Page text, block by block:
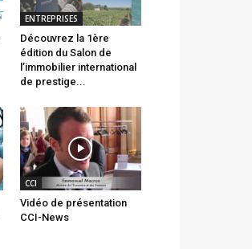
ENTREPRISES
Découvrez la 1ère
édition du Salon de
l’immobilier international
de prestige...
CCI
Vidéo de présentation
CCI-News